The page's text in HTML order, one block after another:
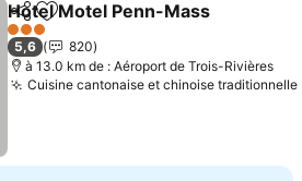
PartagerAjouter à mes favoris
Hotel Motel Penn-Mass
3 Étoiles
5,6
820
à 13.0 km de : Aéroport de Trois-Rivières
Cuisine cantonaise et chinoise traditionnelle